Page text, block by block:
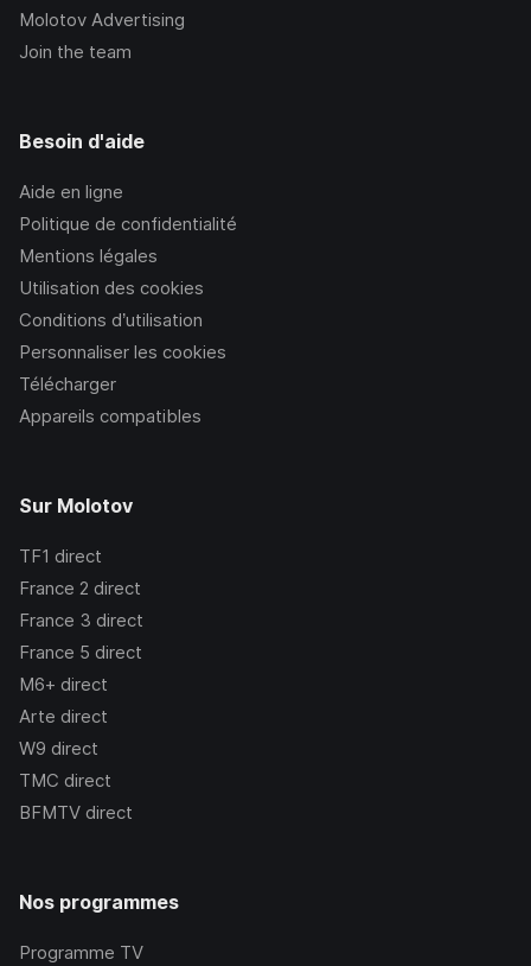
Molotov Advertising
Join the team
Besoin d'aide
Aide en ligne
Politique de confidentialité
Mentions légales
Utilisation des cookies
Conditions d’utilisation
Personnaliser les cookies
Télécharger
Appareils compatibles
Sur Molotov
TF1 direct
France 2 direct
France 3 direct
France 5 direct
M6+ direct
Arte direct
W9 direct
TMC direct
BFMTV direct
Nos programmes
Programme TV